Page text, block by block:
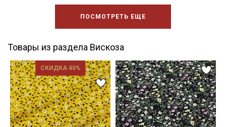
ПОСМОТРЕТЬ ЕЩЕ
Товары из раздела Вискоза
СКИДКА 40%